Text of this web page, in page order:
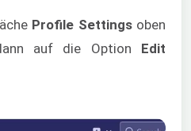
Profile Settingsoben
auf die Option Edit